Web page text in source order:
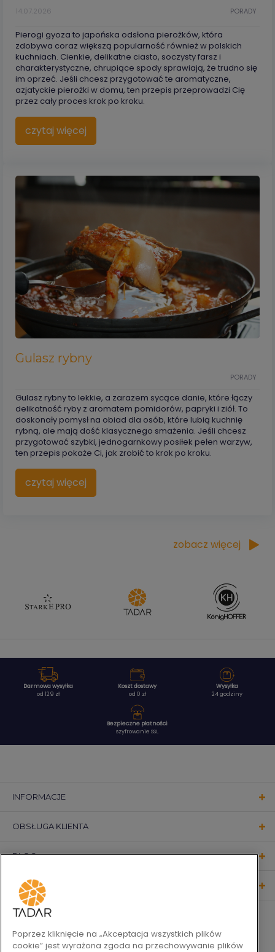
PORADY
14.07.2026
Pierogi gyoza to japońska odsłona pierożków, która
zdobywa coraz większą popularność również w polskich
kuchniach. Cienkie, delikatne ciasto, soczysty farsz i
charakterystyczne, chrupiące spody sprawiają, że trudno się
im oprzeć. Jeśli chcesz przygotować te aromatyczne,
azjatyckie pierożki w domu, ten przepis przeprowadzi Cię
przez cały proces krok po kroku.
czytaj więcej
Gulasz rybny
PORADY
Gulasz rybny to lekkie, a zarazem sycące danie, które łączy
delikatność ryby z aromatem pomidorów, papryki i ziół. To
doskonały pomysł na obiad dla osób, które lubią kuchnię
rybną, ale mają dość klasycznego smażenia. Jeśli chcesz
przygotować szybki, jednogarnkowy posiłek pełen warzyw,
ten przepis pokaże Ci, jak zrobić to krok po kroku.
czytaj więcej
zobacz więcej
Darmowa wysyłka
od 129 zł
Koszt dostawy
od 0 zł
Wysyłka
24 godziny
Bezpieczne płatności
szyfrowanie SSL
INFORMACJE
OBSŁUGA KLIENTA
BLOG
KONTAKT
Poprzez kliknięcie na „Akceptacja wszystkich plików
cookie” jest wyrażona zgoda na przechowywanie plików